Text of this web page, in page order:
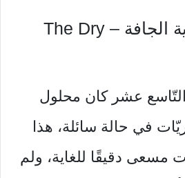
الخلية أو البطارية الجافة – The Dry
عشر كان محلول
في حالة سائلة، هذا
مسعى دقيقًا للغاية، ولم